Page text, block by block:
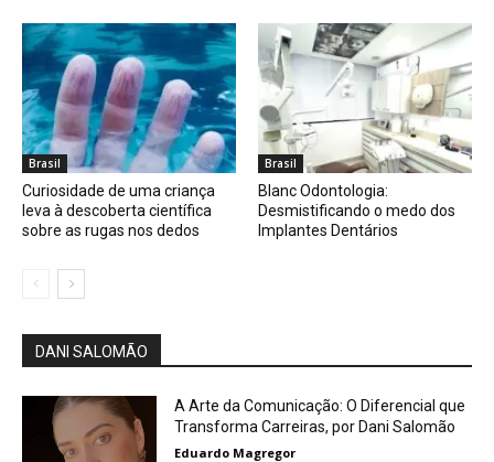
Brasil
Curiosidade de uma criança
leva à descoberta científica
sobre as rugas nos dedos
Brasil
Blanc Odontologia:
Desmistificando o medo dos
Implantes Dentários
DANI SALOMÃO
A Arte da Comunicação: O Diferencial que
Transforma Carreiras, por Dani Salomão
Eduardo Magregor